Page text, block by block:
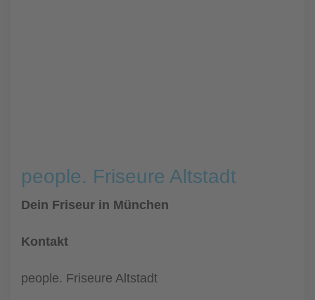
people. Friseure Altstadt
Dein Friseur in München
Kontakt
people. Friseure Altstadt